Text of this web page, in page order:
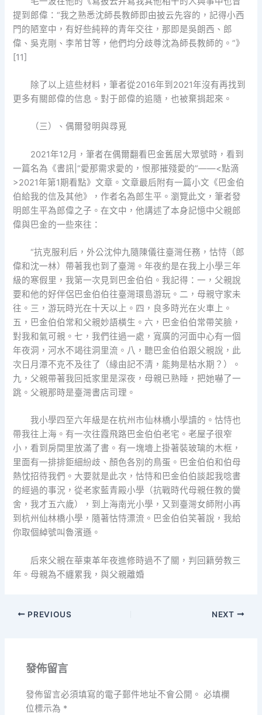
提到郎偉：“我之熟悉沈師長教師即由披云先容的，記得小西
門的陋室中，有好些純粹的青年交往，那即是吳朗西、郎
偉、吳克剛、李芾甘等，他們均分歧尊沈為師長教師的。”》
[11]
除了以上這些材料，筆者從2016年到2021年沒有再找到
更多有關郎偉的信息。對于郎偉的追隨，也被棄捐起來。
（三）、偶爾發明與尋覓
2021年12月，筆者在偶爾翻看巴金舊居大眾號時，看到
一篇名為《書訊|“愛那需求愛的，恨那摧殘愛的”——<點滴
>2021年第1期看點》文章。文章最后附有一篇小文《巴金伯
伯給我的信及其他》，作者名為郎生平。瀏覽此文，筆者發
明郎生平為郎偉之子。在文中，他講述了本身記憶中父親郎
偉與巴金的一些來往：
“抗克服利后，外公沈仲九隨陳儀往臺灣任務，怙恃（郎
偉和沈一林）帶著我也到了臺灣。年夜約是在我上小學三年
級的寒假里，我第一次見到巴金伯伯。我記得：一，父親說
要和他的好伴侶巴金伯伯往臺灣環島游玩。二，母親守家未
往。三，游玩時光在十天以上。四，良多時光在火車上。
五，巴金伯伯常和父親妙語橫生。六，巴金伯伯常帶笑臉，
對我和氣可親。七，我們往過一處，寬廣的河面中心有一個
年夜洞，河水不竭往洞里流。八，聽巴金伯伯跟父親說，此
次日月潭不克不及往了（緣由記不清，能夠是枯水期？）。
九，父親帶著我回抵家里是深夜，母親已熟睡，把她嚇了一
跳。父親那時是臺灣書店司理。
我小學四至六年級是在杭州市仙林橋小學讀的。怙恃也
帶我往上海。有一次往霞飛路巴金伯伯老宅。老屋子很窄
小，看到房間里放滿了書。有一塊墻上掛著裝玻璃的木框，
里面有一排排鉅細紛歧、顏色各別的鳥蛋。巴金伯伯和伯母
熱忱招待我們。大要就是此次，怙恃和巴金伯伯談起我唸書
的經過的事況，從老家藍青殿小學（抗戰時代母親任教的黌
舍，我才五六歲），到上海南光小學，又到臺灣女師附小再
到杭州仙林橋小學，隨著怙恃漂流。巴金伯伯笑著說，我給
你取個綽號叫魯濱遜。
后來父親在華東革年夜進修時過不了關，判回籍勞教三
年。母親為不纏累我，與父親離婚
PREVIOUS NEXT
發佈留言
發佈留言必須填寫的電子郵件地址不會公開。 必填欄
位標示為 *